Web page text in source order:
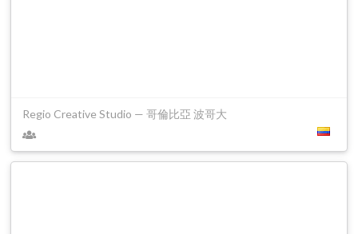
Regio Creative Studio — 哥倫比亞 波哥大